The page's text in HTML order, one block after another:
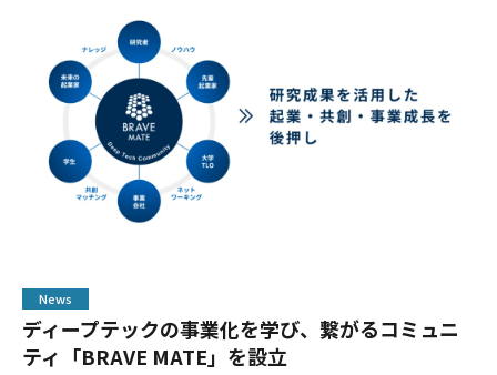
News
ディープテックの事業化を学び、繋がるコミュニ
ティ「BRAVE MATE」を設立